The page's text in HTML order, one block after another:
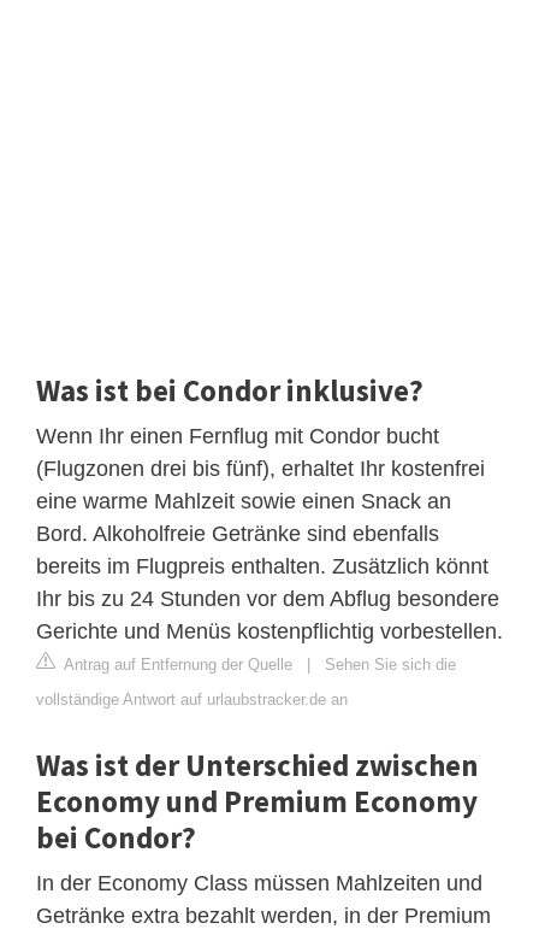
Was ist bei Condor inklusive?
Wenn Ihr einen Fernflug mit Condor bucht
(Flugzonen drei bis fünf), erhaltet Ihr kostenfrei
eine warme Mahlzeit sowie einen Snack an
Bord. Alkoholfreie Getränke sind ebenfalls
bereits im Flugpreis enthalten. Zusätzlich könnt
Ihr bis zu 24 Stunden vor dem Abflug besondere
Gerichte und Menüs kostenpflichtig vorbestellen.
Antrag auf Entfernung der Quelle | Sehen Sie sich die
vollständige Antwort auf urlaubstracker.de an
Was ist der Unterschied zwischen
Economy und Premium Economy
bei Condor?
In der Economy Class müssen Mahlzeiten und
Getränke extra bezahlt werden, in der Premium